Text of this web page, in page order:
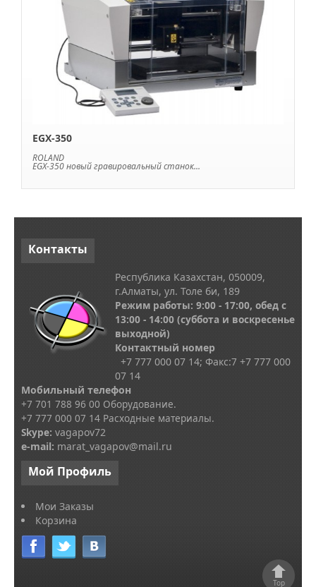
EGX-350
ROLAND
EGX-350 новый гравировальный станок...
Контакты
Республика Казахстан, 050009,
г.Алматы, ул. Толе би, 189
Режим работы: 9:00 - 17:00, обед с
13:00 - 14:00 (суббота и воскресенье
выходной)
Контактный номер
+7 777 000 07 14; Факс:7 +7 777 000
07 14
Мобильный телефон
+7 701 788 96 00 Оборудование.
+7 777 000 07 14 Расходные материалы.
Skype: vagapov72
e-mail: marat_vagapov@mail.ru
Мой Профиль
Мои Заказы
Корзина
Top